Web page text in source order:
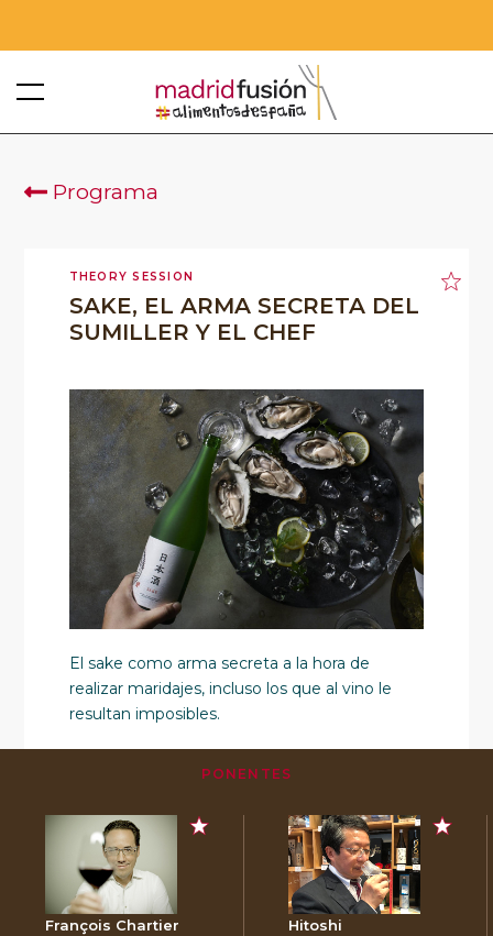
Programa
THEORY SESSION
SAKE, EL ARMA SECRETA DEL
SUMILLER Y EL CHEF
El sake como arma secreta a la hora de
realizar maridajes, incluso los que al vino le
resultan imposibles.
PONENTES
François Chartier
Hitoshi